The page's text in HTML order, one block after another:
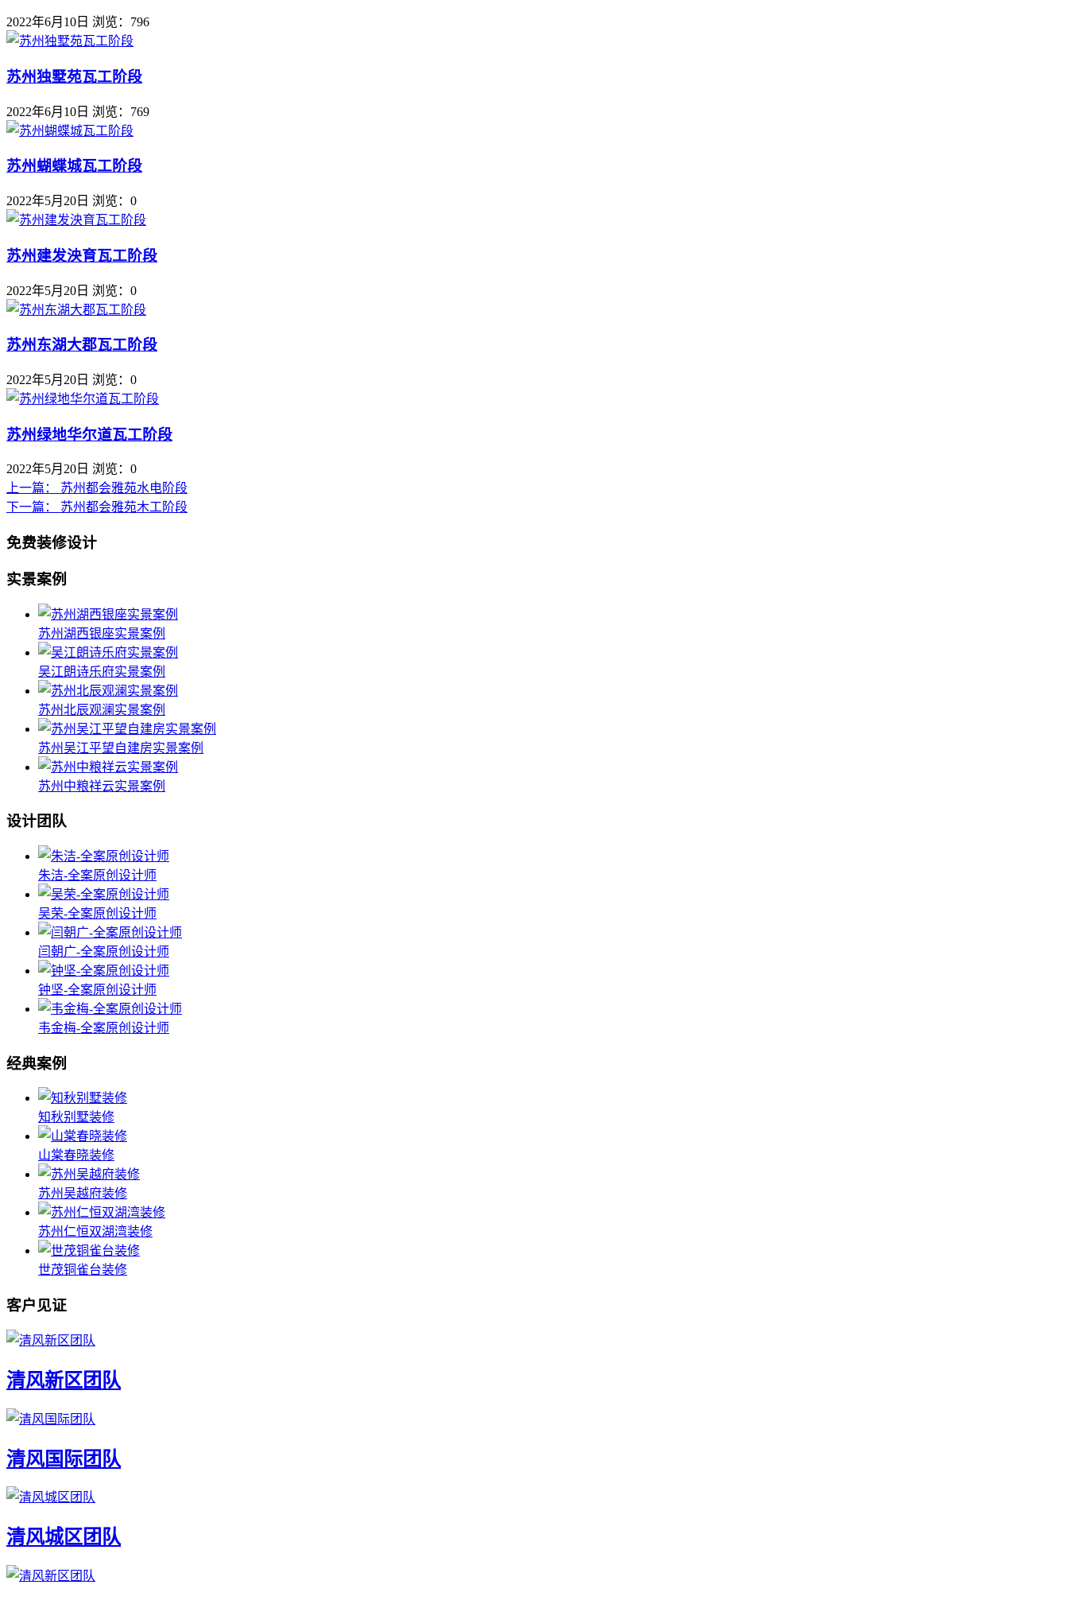
2022年6月10日 浏览：796
苏州独墅苑瓦工阶段
2022年6月10日 浏览：769
苏州蝴蝶城瓦工阶段
2022年5月20日 浏览：0
苏州建发泱育瓦工阶段
2022年5月20日 浏览：0
苏州东湖大郡瓦工阶段
2022年5月20日 浏览：0
苏州绿地华尔道瓦工阶段
2022年5月20日 浏览：0
上一篇：
苏州都会雅苑水电阶段
下一篇：
苏州都会雅苑木工阶段
免费装修设计
实景案例
苏州湖西银座实景案例
吴江朗诗乐府实景案例
苏州北辰观澜实景案例
苏州吴江平望自建房实景案例
苏州中粮祥云实景案例
设计团队
朱洁-全案原创设计师
吴荣-全案原创设计师
闫朝广-全案原创设计师
钟坚-全案原创设计师
韦金梅-全案原创设计师
经典案例
知秋别墅装修
山棠春晓装修
苏州吴越府装修
苏州仁恒双湖湾装修
世茂铜雀台装修
客户见证
清风新区团队
清风国际团队
清风城区团队